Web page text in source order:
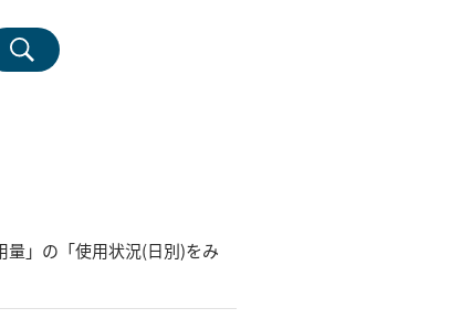
」の「使用状況(日別)をみ